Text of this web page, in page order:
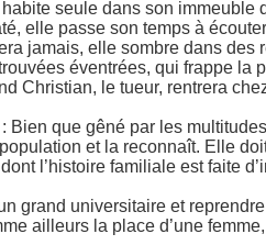
seule dans son
elle passe son temps à
jamais, elle sombre dans
éventrées, qui frappe la
Christian, le tueur, rentrera
Bien que gêné par les
et la reconnaît. Elle
l’histoire familiale est faite
grand universitaire et
ailleurs la place d’une